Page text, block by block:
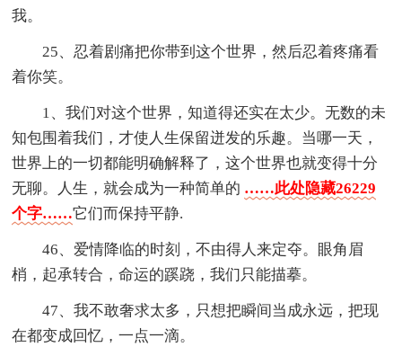
我。
25、忍着剧痛把你带到这个世界，然后忍着疼痛看
着你笑。
1、我们对这个世界，知道得还实在太少。无数的未
知包围着我们，才使人生保留迸发的乐趣。当哪一天，
世界上的一切都能明确解释了，这个世界也就变得十分
无聊。人生，就会成为一种简单的 ……此处隐藏26229
个字……它们而保持平静.
46、爱情降临的时刻，不由得人来定夺。眼角眉
梢，起承转合，命运的蹊跷，我们只能描摹。
47、我不敢奢求太多，只想把瞬间当成永远，把现
在都变成回忆，一点一滴。